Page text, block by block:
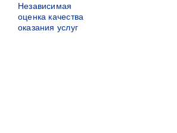
Независимая
оценка качества
оказания услуг